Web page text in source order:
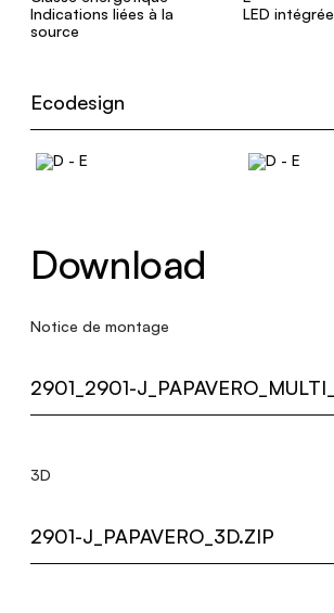
Indications liées à la
source
LED intégrée
Ecodesign
Download
Notice de montage
3D
2901-J_PAPAVERO_3D.ZIP